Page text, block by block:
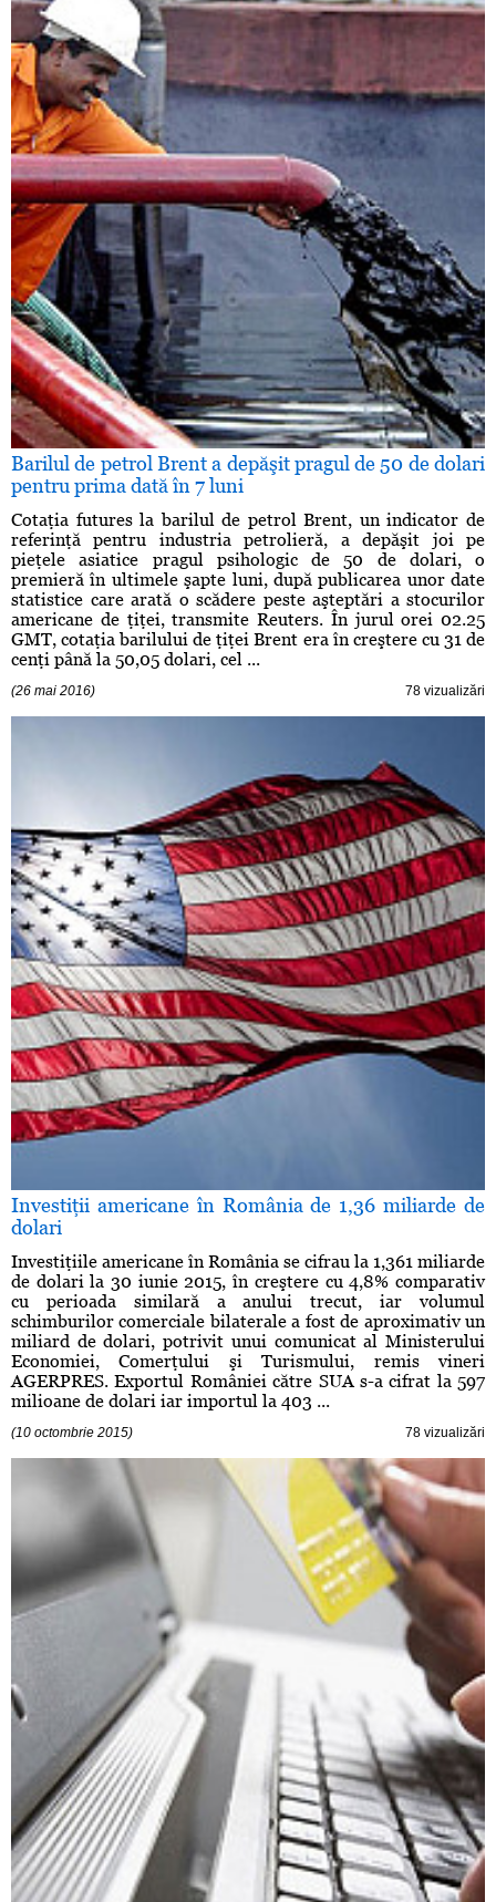
Barilul de petrol Brent a depăşit pragul de 50 de dolari
pentru prima dată în 7 luni
Cotaţia futures la barilul de petrol Brent, un indicator de
referinţă pentru industria petrolieră, a depăşit joi pe
pieţele asiatice pragul psihologic de 50 de dolari, o
premieră în ultimele şapte luni, după publicarea unor date
statistice care arată o scădere peste aşteptări a stocurilor
americane de ţiţei, transmite Reuters. În jurul orei 02.25
GMT, cotaţia barilului de ţiţei Brent era în creştere cu 31 de
cenţi până la 50,05 dolari, cel ...
(26 mai 2016) 78 vizualizări
Investiţii americane în România de 1,36 miliarde de
dolari
Investiţiile americane în România se cifrau la 1,361 miliarde
de dolari la 30 iunie 2015, în creştere cu 4,8% comparativ
cu perioada similară a anului trecut, iar volumul
schimburilor comerciale bilaterale a fost de aproximativ un
miliard de dolari, potrivit unui comunicat al Ministerului
Economiei, Comerţului şi Turismului, remis vineri
AGERPRES. Exportul României către SUA s-a cifrat la 597
milioane de dolari iar importul la 403 ...
(10 octombrie 2015) 78 vizualizări